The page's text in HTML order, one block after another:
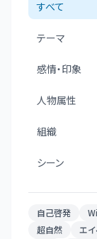
すべて
テーマ
感情・印象
人物属性
組織
シーン
自己啓発
超自然
エイ